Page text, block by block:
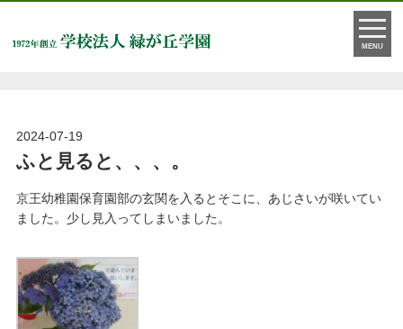
MENU
お知らせ
2024-07-19
ふと見ると、、、。
京王幼稚園保育園部の玄関を入るとそこに、あじさいが咲いてい
ました。少し見入ってしまいました。